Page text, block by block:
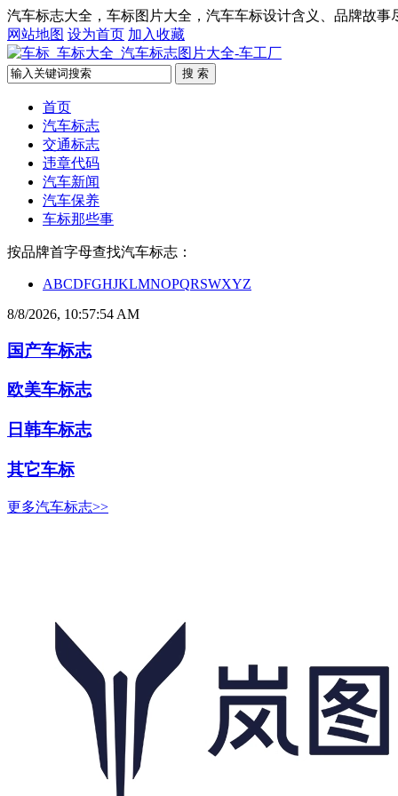
汽车标志大全，车标图片大全，汽车车标设计含义、品牌故事
网站地图 设为首页 加入收藏
搜 索
首页
汽车标志
交通标志
违章代码
汽车新闻
汽车保养
车标那些事
按品牌首字母查找汽车标志：
ABCDFGHJKLMNOPQRSWXYZ
8/8/2026, 10:57:54 AM
国产车标志
欧美车标志
日韩车标志
其它车标
更多汽车标志>>